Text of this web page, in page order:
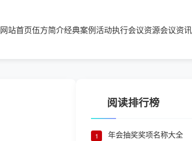
网站首页伍方简介经典案例活动执行会议资源会议资讯
阅读排行榜
1 年会抽奖奖项名称大全